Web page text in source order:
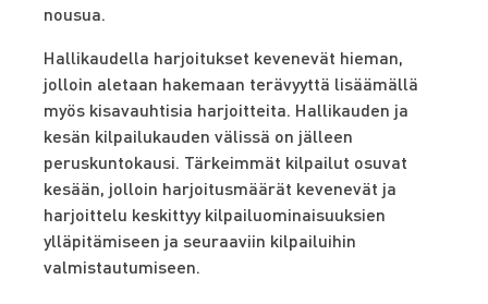
nousua.
Hallikaudella harjoitukset kevenevät hieman,
jolloin aletaan hakemaan terävyyttä lisäämällä
myös kisavauhtisia harjoitteita. Hallikauden ja
kesän kilpailukauden välissä on jälleen
peruskuntokausi. Tärkeimmät kilpailut osuvat
kesään, jolloin harjoitusmäärät kevenevät ja
harjoittelu keskittyy kilpailuominaisuuksien
ylläpitämiseen ja seuraaviin kilpailuihin
valmistautumiseen.